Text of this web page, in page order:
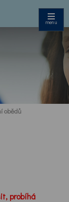
menu
obědů
probíhá